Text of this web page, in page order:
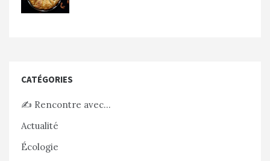
CATÉGORIES
✍️ Rencontre avec…
Actualité
Écologie